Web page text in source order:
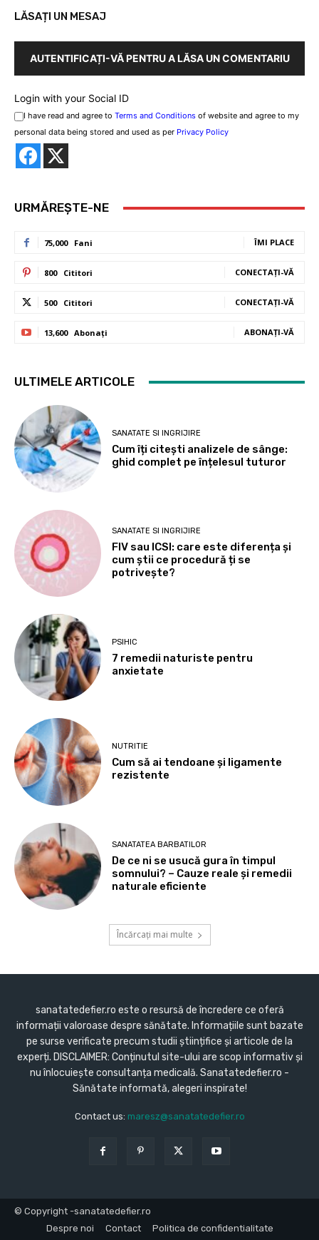
LĂSAȚI UN MESAJ
AUTENTIFICAȚI-VĂ PENTRU A LĂSA UN COMENTARIU
Login with your Social ID
I have read and agree to Terms and Conditions of website and agree to my
personal data being stored and used as per Privacy Policy
URMĂREȘTE-NE
75,000 Fani ÎMI PLACE
800 Cititori CONECTAȚI-VĂ
500 Cititori CONECTAȚI-VĂ
13,600 Abonați ABONAȚI-VĂ
ULTIMELE ARTICOLE
SANATATE SI INGRIJIRE
Cum îți citești analizele de sânge:
ghid complet pe înțelesul tuturor
SANATATE SI INGRIJIRE
FIV sau ICSI: care este diferența și
cum știi ce procedură ți se
potrivește?
PSIHIC
7 remedii naturiste pentru
anxietate
NUTRITIE
Cum să ai tendoane şi ligamente
rezistente
SANATATEA BARBATILOR
De ce ni se usucă gura în timpul
somnului? – Cauze reale și remedii
naturale eficiente
Încărcați mai multe
sanatatedefier.ro este o resursă de încredere ce oferă
informații valoroase despre sănătate. Informațiile sunt bazate
pe surse verificate precum studii științifice și articole de la
experți. DISCLAIMER: Conținutul site-ului are scop informativ și
nu înlocuiește consultanța medicală. Sanatatedefier.ro -
Sănătate informată, alegeri inspirate!
Contact us: maresz@sanatatedefier.ro
© Copyright -sanatatedefier.ro
Despre noi
Contact Politica de confidentialitate